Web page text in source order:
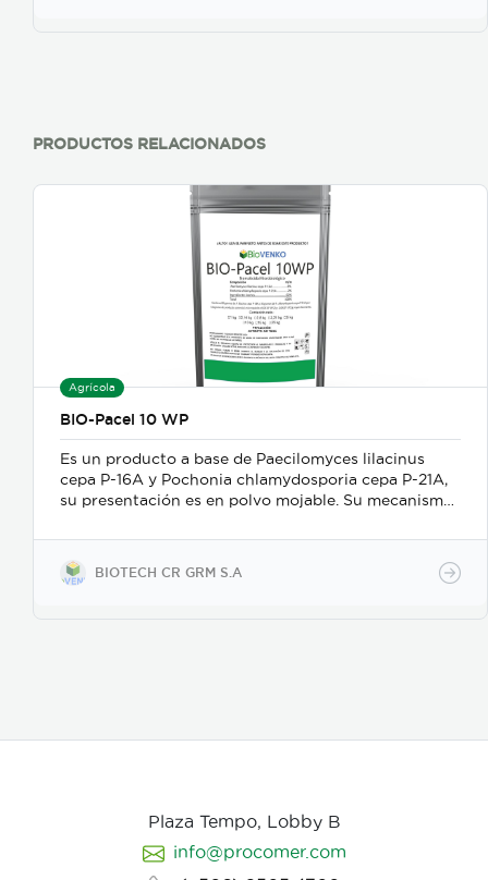
PRODUCTOS RELACIONADOS
Agrícola
BIO-Pacel 10 WP
Es un producto a base de Paecilomyces lilacinus
cepa P-16A y Pochonia chlamydosporia cepa P-21A,
su presentación es en polvo mojable. Su mecanismo
contacto, se adhiere a las masas de huevos, forma
apresorios con hifas que ingresan a través de los
poros de la vitelina, posteriormente prolifera en los
BIOTECH CR GRM S.A
Plaza Tempo, Lobby B
info@procomer.com